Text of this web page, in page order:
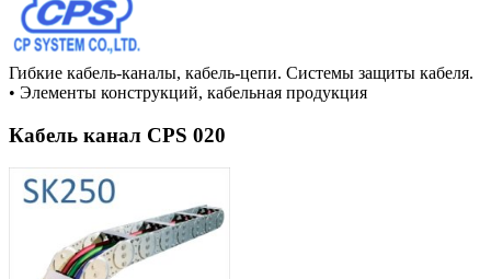
Гибкие кабель-каналы, кабель-цепи. Системы защиты кабеля.
• Элементы конструкций, кабельная продукция
Кабель канал CPS 020